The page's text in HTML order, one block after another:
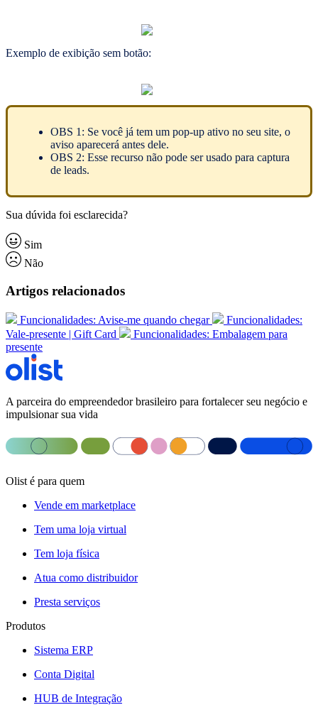
Exemplo de exibição sem botão:
OBS 1: Se você já tem um pop-up ativo no seu site, o
aviso aparecerá antes dele.
OBS 2: Esse recurso não pode ser usado para captura
de leads.
Sua dúvida foi esclarecida?
Sim
Não
Artigos relacionados
Funcionalidades: Avise-me quando chegar
Funcionalidades:
Vale-presente | Gift Card
Funcionalidades: Embalagem para
presente
A parceira do empreendedor brasileiro para fortalecer seu negócio e
impulsionar sua vida
Olist é para quem
Vende em marketplace
Tem uma loja virtual
Tem loja física
Atua como distribuidor
Presta serviços
Produtos
Sistema ERP
Conta Digital
HUB de Integração